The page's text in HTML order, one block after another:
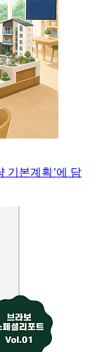
기본계획’에 담